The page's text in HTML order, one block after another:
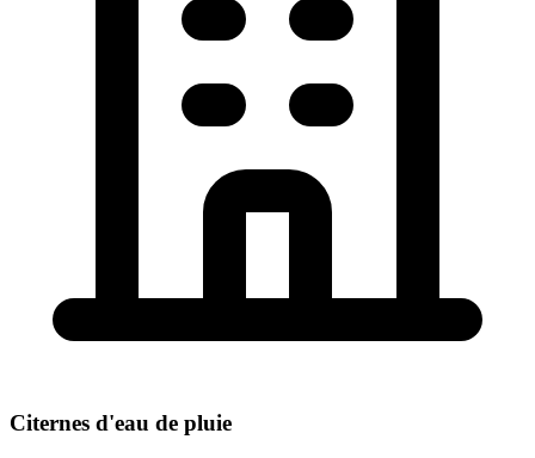
Citernes d'eau de pluie